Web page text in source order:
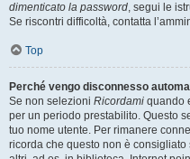
dimenticato la password, segui le
Se riscontri difficoltà, contatta
Top
Perché vengo disconnesso
Se non selezioni Ricordami quando
per un periodo prestabilito. Questo
tuo nome utente. Per rimanere
ricorda che questo non è